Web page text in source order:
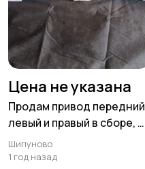
Цена не указана
Продам привод передний
левый и правый в сборе, б/
у в хорошем состоянии
Шипуново
1 год назад